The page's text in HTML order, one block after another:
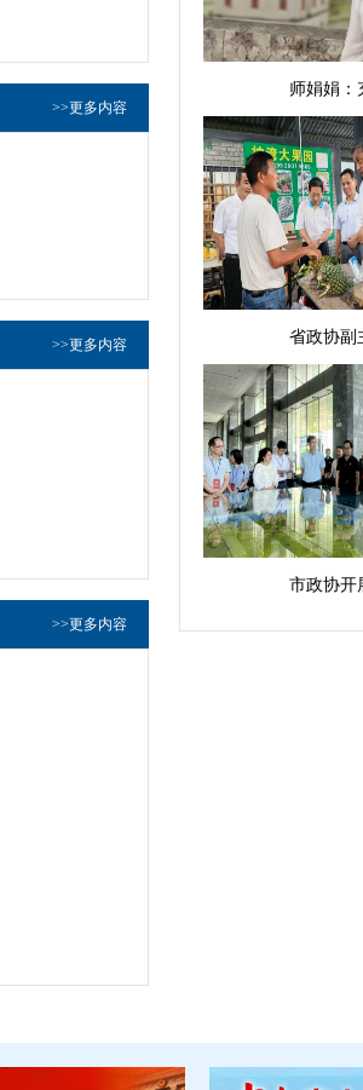
>>更多内容
>>更多内容
>>更多内容
师娟娟：
省政协副
市政协开